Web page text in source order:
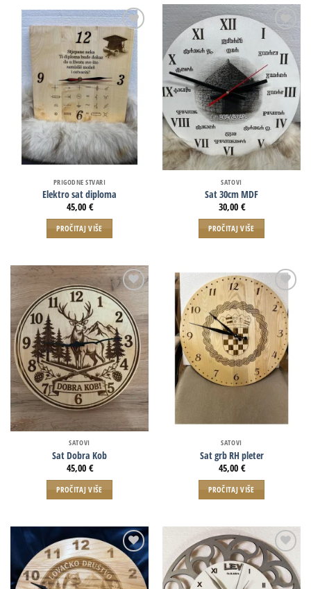
PRIGODNE STVARI
Elektro sat diploma
45,00 €
PROČITAJ VIŠE
SATOVI
Sat 30cm MDF
30,00 €
PROČITAJ VIŠE
SATOVI
Sat Dobra Kob
45,00 €
PROČITAJ VIŠE
SATOVI
Sat grb RH pleter
45,00 €
PROČITAJ VIŠE